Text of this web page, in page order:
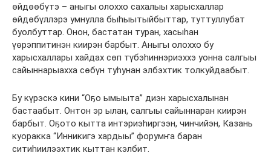
өйдөөбүтэ – аныгы олоххо сахалыы харысхаллар
өйдөбүллэрэ умнулла быһыытыйбыттар, туттуллубат
буолбуттар. Онон, бастатан туран, хасыһан
үөрэппитинэн киирэн барбыт. Аныгы олоххо бу
харысхаллары хайдах сөп түбэһиннэриэххэ уонна салгыы
сайыннарыахха сөбүн туһунан элбэхтик толкуйдаабыт.
Бу күрэскэ кини “Оҕо ымыыта” диэн харысхалынан
бастаабыт. Онтон эр ылан, салгыы сайыннаран киирэн
барбыт. Оҕото кытта интэриэһиргээн, чинчийэн, Казань
куоракка “Инникигэ хардыы” форумҥа баран
ситиһиилээхтик кыттан кэлбит.